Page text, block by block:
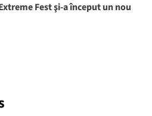
Fest şi-a început un nou